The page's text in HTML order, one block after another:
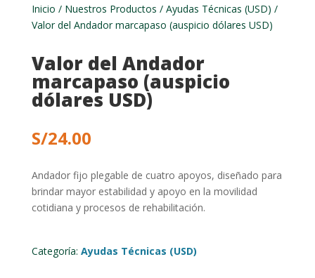
Inicio / Nuestros Productos / Ayudas Técnicas (USD) /
Valor del Andador marcapaso (auspicio dólares USD)
Valor del Andador
marcapaso (auspicio
dólares USD)
S/24.00
Andador fijo plegable de cuatro apoyos, diseñado para
brindar mayor estabilidad y apoyo en la movilidad
cotidiana y procesos de rehabilitación.
Categoría: Ayudas Técnicas (USD)